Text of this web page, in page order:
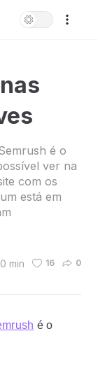
é o
ver na
com os
está em
0 min 16 0
é o